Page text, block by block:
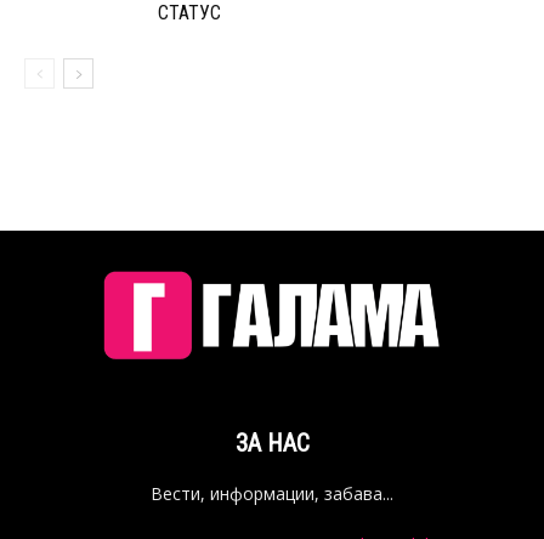
СТАТУС
ЗА НАС
Вести, информации, забава...